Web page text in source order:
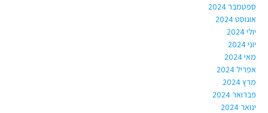
ספטמבר 2024
אוגוסט 2024
יולי 2024
יוני 2024
מאי 2024
אפריל 2024
מרץ 2024
פברואר 2024
ינואר 2024